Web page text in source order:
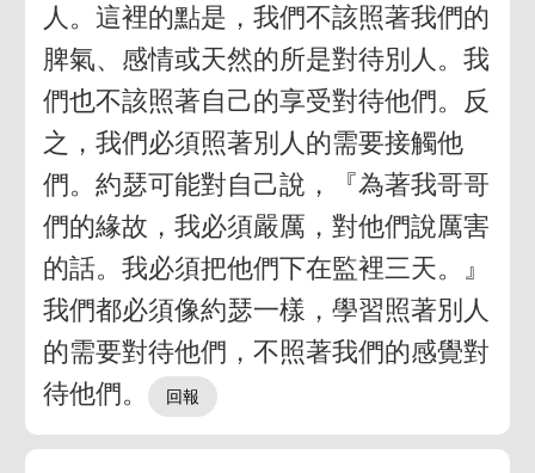
人。這裡的點是，我們不該照著我們的
脾氣、感情或天然的所是對待別人。我
們也不該照著自己的享受對待他們。反
之，我們必須照著別人的需要接觸他
們。約瑟可能對自己說，『為著我哥哥
們的緣故，我必須嚴厲，對他們說厲害
的話。我必須把他們下在監裡三天。』
我們都必須像約瑟一樣，學習照著別人
的需要對待他們，不照著我們的感覺對
待他們。